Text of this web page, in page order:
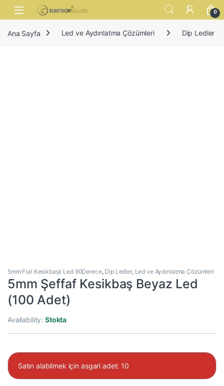
Skip to navigation
Skip to content
Open 0
Ana Sayfa Led ve Aydınlatma Çözümleri Dip Ledler
5mm Flat Kesikbaşlı Led 90Derece, Dip Ledler, Led ve Aydınlatma Çözümleri
5mm Şeffaf Kesikbaş Beyaz Led
(100 Adet)
Availability:Stokta
Satın alabilmek için asgari adet: 10